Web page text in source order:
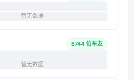
暂无数据
8744 位车友
暂无数据